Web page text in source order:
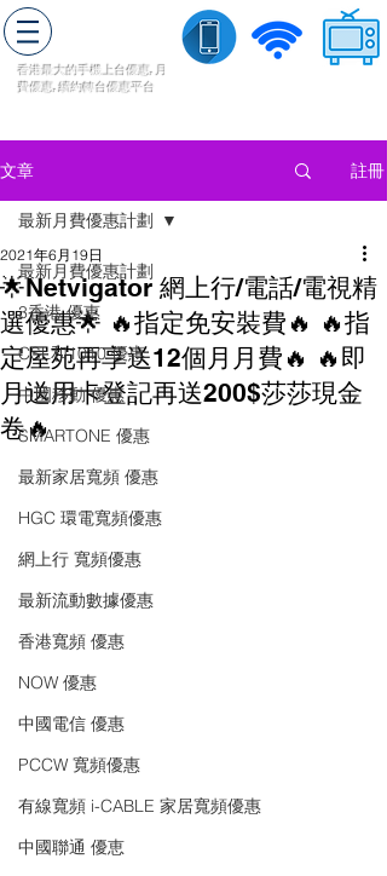
香港最大的手機上台優惠, 月
費優惠,續約轉台優惠平台
文章 註冊
最新月費優惠計劃
3香港 優惠
CSL和1010 優惠
中國移動 優惠
SMARTONE 優惠
最新家居寬頻 優惠
HGC 環電寬頻優惠
網上行 寬頻優惠
最新流動數據優惠
香港寬頻 優惠
NOW 優惠
中國電信 優惠
PCCW 寬頻優惠
有線寬頻 i-CABLE 家居寬頻優惠
中國聯通 優恵
最新月費優惠計劃
🌟Netvigator 網上行/電話/電視精
選優惠🌟 🔥指定免安裝費🔥 🔥指
定屋苑再享送12個月月費🔥 🔥即
月送用卡登記再送200$莎莎現金
卷🔥
2021年6月19日